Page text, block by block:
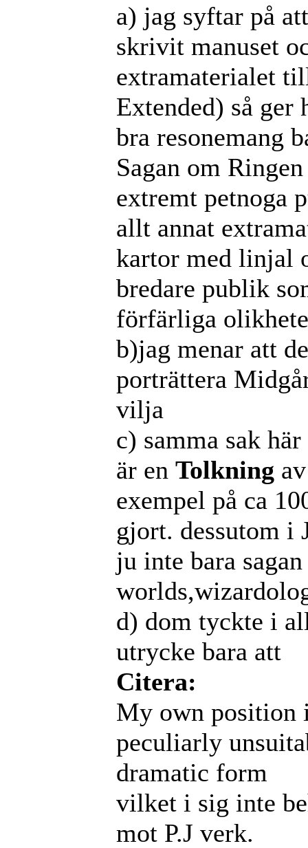
a) jag syftar på
skrivit manuset
extramaterialet
Extended) så ger
bra resonemang
Sagan om
extremt petnoga
allt annat
kartor med linjal
bredare publik
förfärliga
b)jag menar att
porträttera
vilja
c) samma sak
är en Tolkning
exempel på ca
gjort. dessutom i
ju inte bara
d) dom tyckte i
utrycke bara att
Citera:
My own position
peculiarly
dramatic form
vilket i sig inte
mot P.J verk.